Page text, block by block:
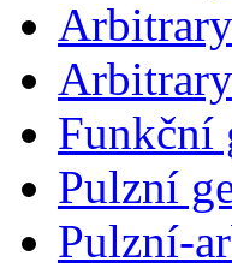
Funkční
Pulzní
Pulzní-